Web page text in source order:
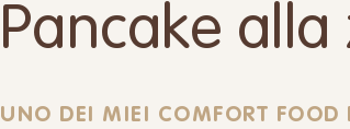
Pancake alla
UNO DEI MIEI COMFORT FOOD